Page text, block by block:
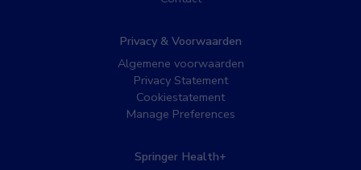
Privacy & Voorwaarden
Algemene voorwaarden
Privacy Statement
Cookiestatement
Manage Preferences
Springer Health+